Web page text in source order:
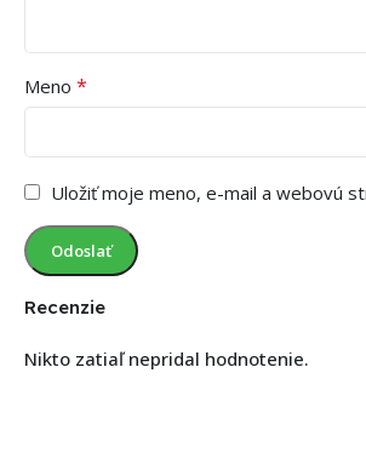
Recenzie
Nikto zatiaľ nepridal hodnotenie.
Meno *
Uložiť moje meno, e-mail a webovú